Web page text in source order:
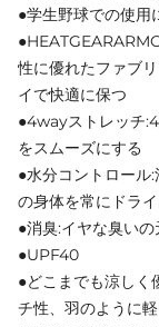
●学生野球での使用
性に優れたファブ
イで快適に保つ
●4wayストレッチ
をスムーズにする
●水分コントロール
の身体を常にドラ
●消臭:イヤな臭い
●UPF40
●どこまでも涼しく
チ性、羽のように